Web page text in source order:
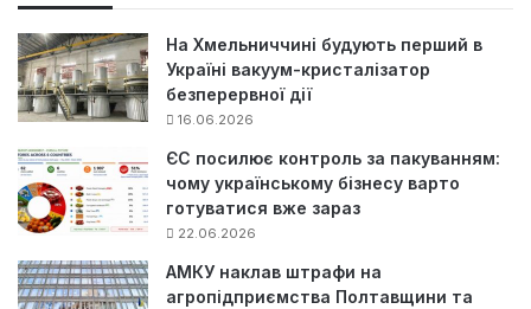
На Хмельниччині будують перший в
Україні вакуум-кристалізатор
безперервної дії
16.06.2026
ЄС посилює контроль за пакуванням:
чому українському бізнесу варто
готуватися вже зараз
22.06.2026
АМКУ наклав штрафи на
агропідприємства Полтавщини та